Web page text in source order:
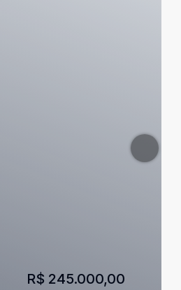
R$ 245.000,00